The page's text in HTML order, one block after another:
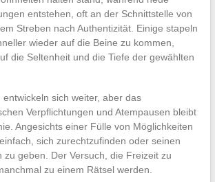
entstehen, oft an der Schnittstelle von
Streben nach Authentizität. Einige stapeln
wieder auf die Beine zu kommen,
die Seltenheit und die Tiefe der gewählten
entwickeln sich weiter, aber das
Verpflichtungen und Atempausen bleibt
Angesichts einer Fülle von Möglichkeiten
sich zurechtzufinden oder seinen
zu geben. Der Versuch, die Freizeit zu
zu einem Rätsel werden.